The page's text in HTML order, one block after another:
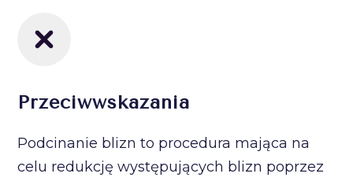
Przeciwwskazania
Podcinanie blizn to procedura mająca na
celu redukcję występujących blizn poprzez